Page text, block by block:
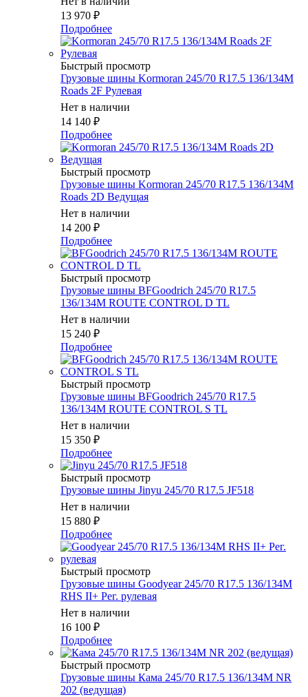
13 970 ₽
Подробнее
Быстрый просмотр
Грузовые шины Kormoran 245/70 R17.5 136/134M
Roads 2F Рулевая
Нет в наличии
14 140 ₽
Подробнее
Быстрый просмотр
Грузовые шины Kormoran 245/70 R17.5 136/134M
Roads 2D Ведущая
Нет в наличии
14 200 ₽
Подробнее
Быстрый просмотр
Грузовые шины BFGoodrich 245/70 R17.5
136/134M ROUTE CONTROL D TL
Нет в наличии
15 240 ₽
Подробнее
Быстрый просмотр
Грузовые шины BFGoodrich 245/70 R17.5
136/134M ROUTE CONTROL S TL
Нет в наличии
15 350 ₽
Подробнее
Быстрый просмотр
Грузовые шины Jinyu 245/70 R17.5 JF518
Нет в наличии
15 880 ₽
Подробнее
Быстрый просмотр
Грузовые шины Goodyear 245/70 R17.5 136/134M
RHS II+ Рег. рулевая
Нет в наличии
16 100 ₽
Подробнее
Быстрый просмотр
Грузовые шины Кама 245/70 R17.5 136/134M NR
202 (ведущая)